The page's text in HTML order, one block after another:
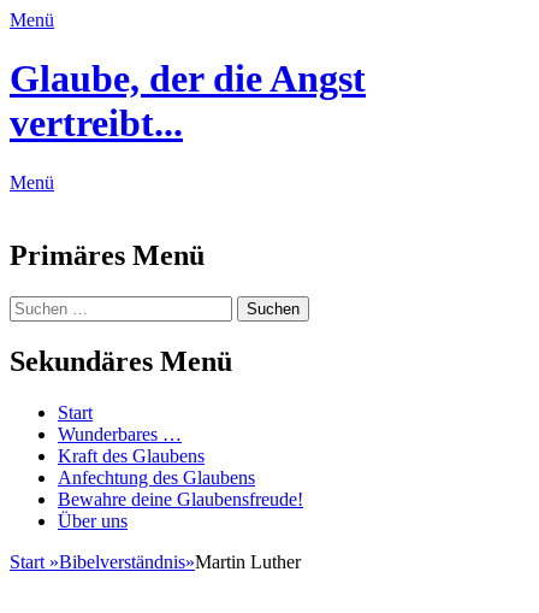
Menü
Glaube, der die Angst
vertreibt...
Menü
Primäres Menü
Zum
Inhalt
springen
Suchen
Suchen
nach:
Sekundäres Menü
Zum
Inhalt
springen
Start
Wunderbares …
Kraft des Glaubens
Anfechtung des Glaubens
Bewahre deine Glaubensfreude!
Über uns
Start »Bibelverständnis»Martin Luther